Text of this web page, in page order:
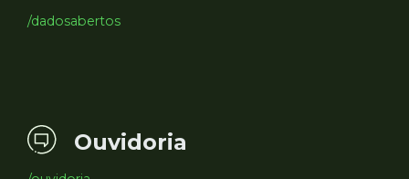
/dadosabertos
Ouvidoria